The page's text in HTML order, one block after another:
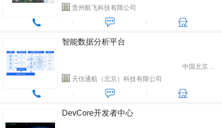
贵州航飞科技有限公司
智能数据分析平台
中国北京市海淀区
天信通航（北京）科技有限公司
DevCore开发者中心